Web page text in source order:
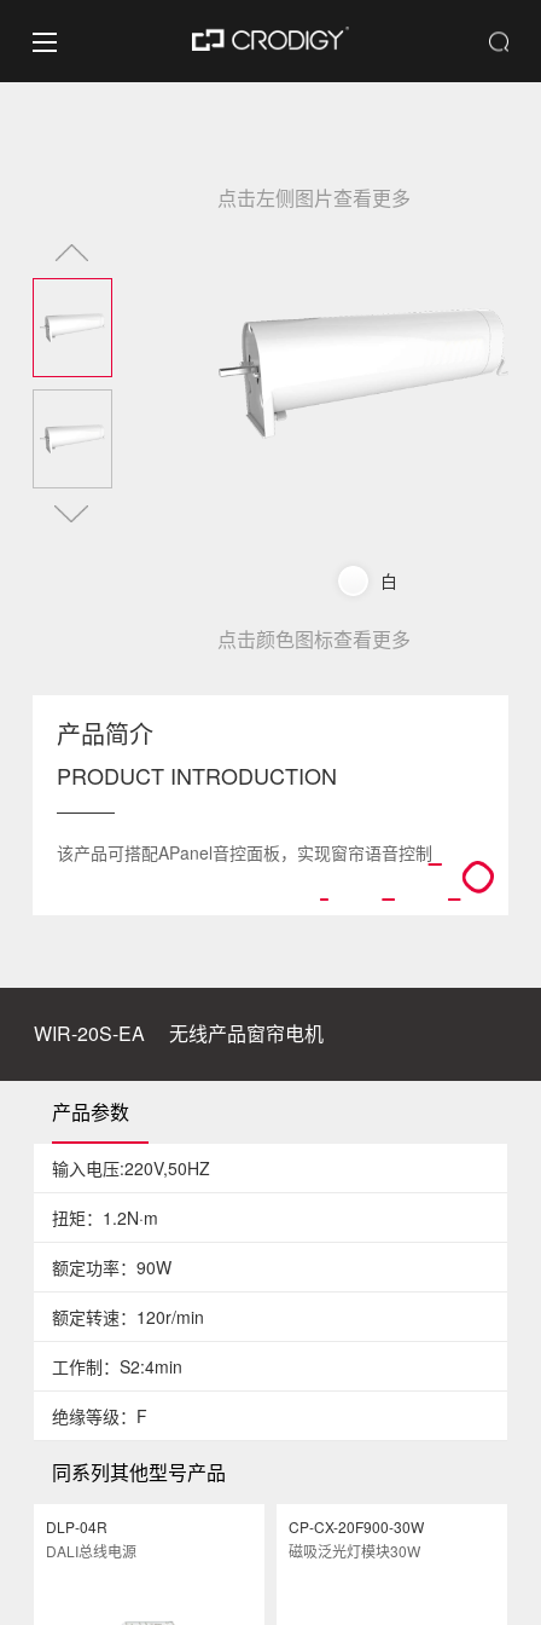
点击左侧图片查看更多
白
点击颜色图标查看更多
产品简介
PRODUCT INTRODUCTION
该产品可搭配APanel音控面板，实现窗帘语音控制
WIR-20S-EA 无线产品窗帘电机
产品参数
输入电压:220V,50HZ
扭矩：1.2N·m
额定功率：90W
额定转速：120r/min
工作制：S2:4min
绝缘等级：F
同系列其他型号产品
DLP-04R
DALI总线电源
CP-CX-20F900-30W
磁吸泛光灯模块30W